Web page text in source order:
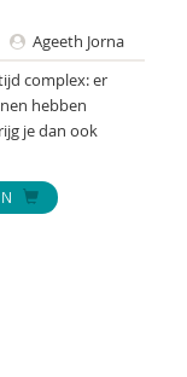
Reduction
Ageeth Jorna
complex: er
hebben
je dan ook